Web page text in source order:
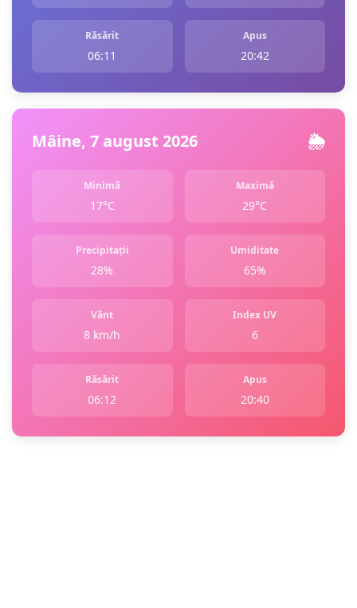
Răsărit
06:11
Apus
20:42
Mâine, 7 august 2026 🌦️
Minimă
17°C
Maximă
29°C
Precipitații
28%
Umiditate
65%
Vânt
8 km/h
Index UV
6
Răsărit
06:12
Apus
20:40